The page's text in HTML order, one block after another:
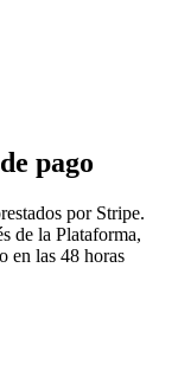
pago
por Stripe.
de la Plataforma,
en las 48 horas